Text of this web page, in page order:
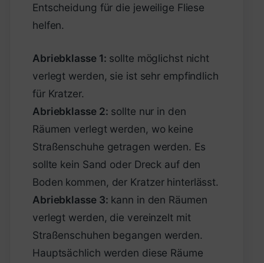
Entscheidung für die jeweilige Fliese
helfen.
Abriebklasse 1: sollte möglichst nicht
verlegt werden, sie ist sehr empfindlich
für Kratzer.
Abriebklasse 2: sollte nur in den
Räumen verlegt werden, wo keine
Straßenschuhe getragen werden. Es
sollte kein Sand oder Dreck auf den
Boden kommen, der Kratzer hinterlässt.
Abriebklasse 3: kann in den Räumen
verlegt werden, die vereinzelt mit
Straßenschuhen begangen werden.
Hauptsächlich werden diese Räume